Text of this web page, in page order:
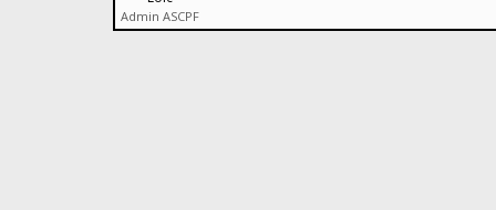
Admin ASCPF